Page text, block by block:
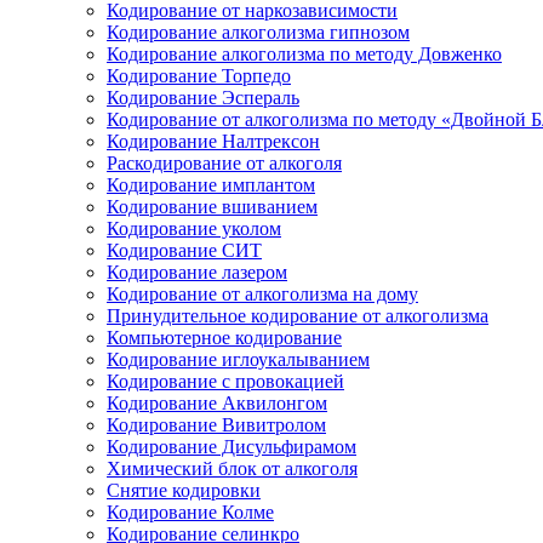
Кодирование от наркозависимости
Кодирование алкоголизма гипнозом
Кодирование алкоголизма по методу Довженко
Кодирование Торпедо
Кодирование Эспераль
Кодирование от алкоголизма по методу «Двойной
Кодирование Налтрексон
Раскодирование от алкоголя
Кодирование имплантом
Кодирование вшиванием
Кодирование уколом
Кодирование СИТ
Кодирование лазером
Кодирование от алкоголизма на дому
Принудительное кодирование от алкоголизма
Компьютерное кодирование
Кодирование иглоукалыванием
Кодирование с провокацией
Кодирование Аквилонгом
Кодирование Вивитролом
Кодирование Дисульфирамом
Химический блок от алкоголя
Снятие кодировки
Кодирование Колме
Кодирование селинкро